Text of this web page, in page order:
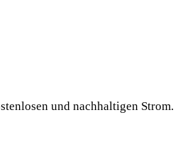
und nachhaltigen Strom.